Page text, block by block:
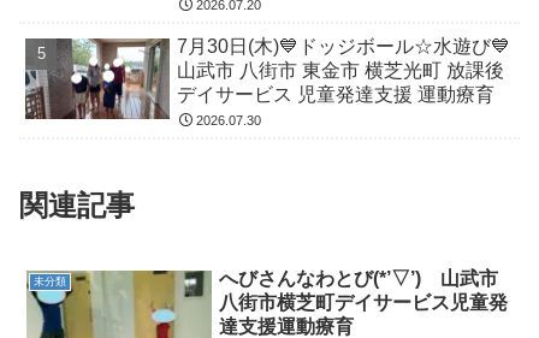
2026.07.20
7月30日(木)💙ドッジボール☆水遊び💙
山武市 八街市 東金市 横芝光町 放課後
デイサービス 児童発達支援 運動療育
2026.07.30
関連記事
未分類
へびさんなわとび(*’▽’) 山武市
八街市横芝町デイサービス児童発
達支援運動療育